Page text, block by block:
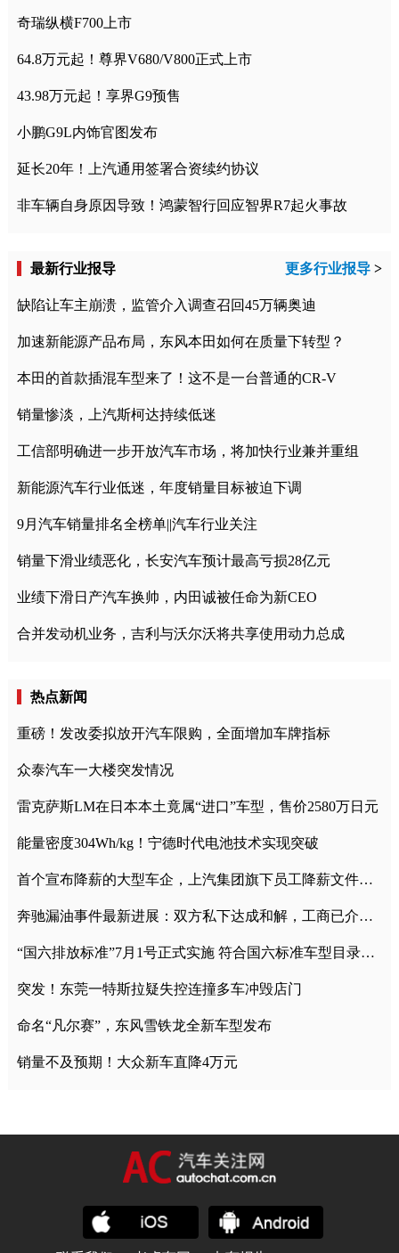
奇瑞纵横F700上市
64.8万元起！尊界V680/V800正式上市
43.98万元起！享界G9预售
小鹏G9L内饰官图发布
延长20年！上汽通用签署合资续约协议
非车辆自身原因导致！鸿蒙智行回应智界R7起火事故
最新行业报导 更多行业报导 >
缺陷让车主崩溃，监管介入调查召回45万辆奥迪
加速新能源产品布局，东风本田如何在质量下转型？
本田的首款插混车型来了！这不是一台普通的CR-V
销量惨淡，上汽斯柯达持续低迷
工信部明确进一步开放汽车市场，将加快行业兼并重组
新能源汽车行业低迷，年度销量目标被迫下调
9月汽车销量排名全榜单||汽车行业关注
销量下滑业绩恶化，长安汽车预计最高亏损28亿元
业绩下滑日产汽车换帅，内田诚被任命为新CEO
合并发动机业务，吉利与沃尔沃将共享使用动力总成
热点新闻
重磅！发改委拟放开汽车限购，全面增加车牌指标
众泰汽车一大楼突发情况
雷克萨斯LM在日本本土竟属“进口”车型，售价2580万日元
能量密度304Wh/kg！宁德时代电池技术实现突破
首个宣布降薪的大型车企，上汽集团旗下员工降薪文件曝光
奔驰漏油事件最新进展：双方私下达成和解，工商已介入调查
“国六排放标准”7月1号正式实施 符合国六标准车型目录一览
突发！东莞一特斯拉疑失控连撞多车冲毁店门
命名“凡尔赛”，东风雪铁龙全新车型发布
销量不及预期！大众新车直降4万元